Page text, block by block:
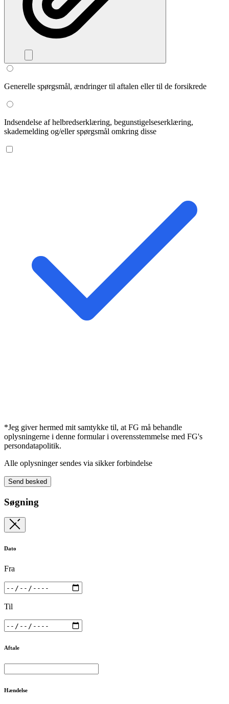
Generelle spørgsmål, ændringer til aftalen eller til de forsikrede
Indsendelse af helbredserklæring, begunstigelseserklæring,
skademelding og/eller spørgsmål omkring disse
*Jeg giver hermed mit samtykke til, at FG må behandle
oplysningerne i denne formular i overensstemmelse med FG's
persondatapolitik.
Alle oplysninger sendes via sikker forbindelse
Send besked
Søgning
Dato
Fra
Til
Aftale
Hændelse